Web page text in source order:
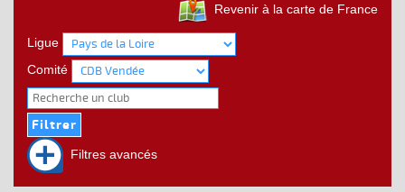
Revenir à la carte de France
Ligue
Comité
Filtres avancés